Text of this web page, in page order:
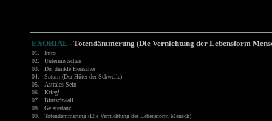
EXORIAL - Totendämmerung (Die Vernichtung der Lebensform
01.
Intro
02.
Untermenschen
03.
Der dunkle Herrscher
04.
Saturn (Der Hüter der Schwelle)
05.
Astrales Sein
06.
Krieg!
07.
Blutschwall
08.
Geistertanz
09.
Totendämmerung (Die Vernichtung der Lebensform Mensch)